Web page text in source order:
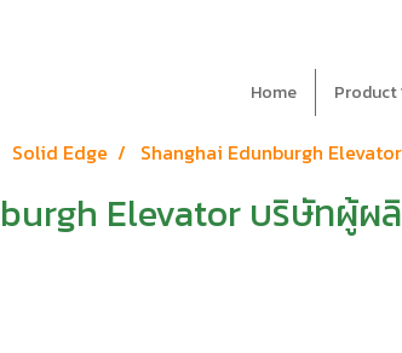
Home Product
Solid Edge Shanghai Edunburgh
Elevator บริษัทผู้ผ